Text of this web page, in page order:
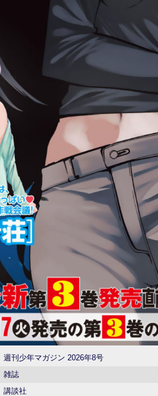
週刊少年マガジン 2026年8号
雑誌
講談社